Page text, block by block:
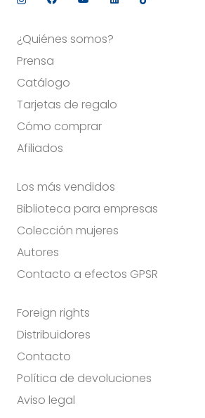
¿Quiénes somos?
Prensa
Catálogo
Tarjetas de regalo
Cómo comprar
Afiliados
Los más vendidos
Biblioteca para empresas
Colección mujeres
Autores
Contacto a efectos GPSR
Foreign rights
Distribuidores
Contacto
Política de devoluciones
Aviso legal